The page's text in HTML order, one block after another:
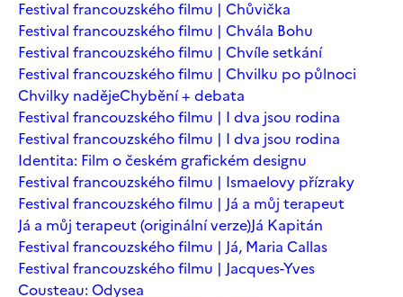
Festival francouzského filmu | Chůvička
Festival francouzského filmu | Chvála Bohu
Festival francouzského filmu | Chvíle setkání
Festival francouzského filmu | Chvilku po půlnoci
Chvilky nadějeChybění + debata
Festival francouzského filmu | I dva jsou rodina
Festival francouzského filmu | I dva jsou rodina
Identita: Film o českém grafickém designu
Festival francouzského filmu | Ismaelovy přízraky
Festival francouzského filmu | Já a můj terapeut
Já a můj terapeut (originální verze)Já Kapitán
Festival francouzského filmu | Já, Maria Callas
Festival francouzského filmu | Jacques-Yves
Cousteau: Odysea